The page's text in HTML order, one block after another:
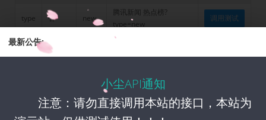
type 否 new
腾讯新闻 热点榜?
type=new
调用测试
type 否
type=yuele
返回参数说明：
最新公告:
小尘API通知
注意：请勿直接调用本站的接口，本站为